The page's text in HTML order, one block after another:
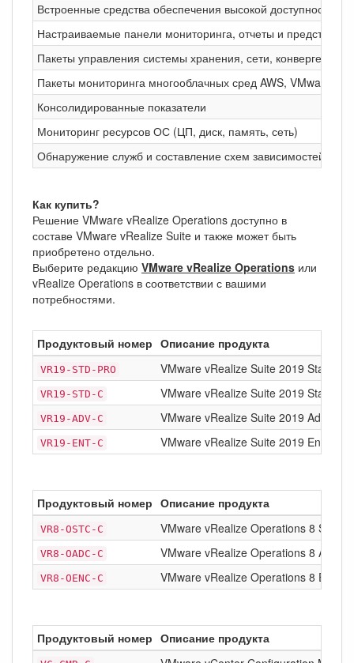
Встроенные средства обеспечения высокой доступности
Настраиваемые панели мониторинга, отчеты и
Пакеты управления системы хранения, сети,
Пакеты мониторинга многооблачных сред AWS, VMware
Консолидированные показатели
Мониторинг ресурсов ОС (ЦП, диск, память, сеть)
Обнаружение служб и составление схем зависимостей
Как купить?
Решение VMware vRealize Operations доступно в
составе VMware vRealize Suite и также может быть
приобретено отдельно.
Выберите редакцию VMware vRealize Operations или
vRealize Operations в соответствии с вашими
потребностями.
Продуктовый номер Описание продукта
VR19-STD-PRO VMware vRealize Suite 2019
VR19-STD-C VMware vRealize Suite 2019
VR19-ADV-C VMware vRealize Suite 2019
VR19-ENT-C VMware vRealize Suite 2019
Продуктовый номер Описание продукта
VR8-OSTC-C VMware vRealize Operations 8
VR8-OADC-C VMware vRealize Operations 8
VR8-OENC-C VMware vRealize Operations 8
Продуктовый номер Описание продукта